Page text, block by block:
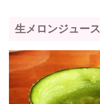
生メロンジュース